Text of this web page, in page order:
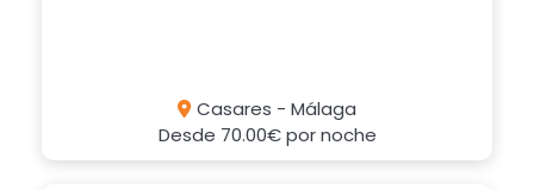
Casares - Málaga
Desde 70.00€por noche